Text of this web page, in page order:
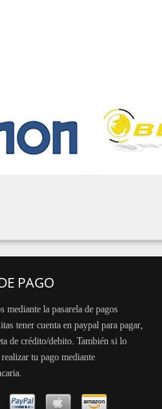
PAGO
mediante la pasarela de pagos
tener cuenta en paypal para pagar,
de crédito/debito. También si lo
tu pago mediante